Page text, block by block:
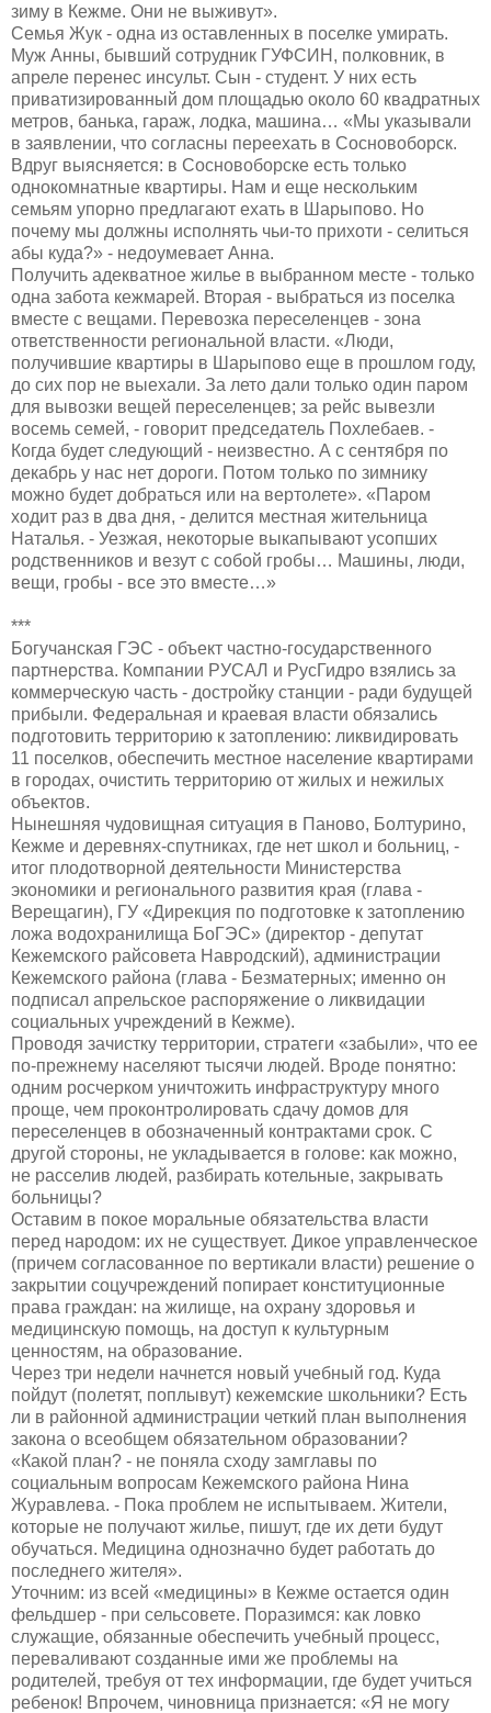
зиму в Кежме. Они не выживут».
Семья Жук - одна из оставленных в поселке умирать.
Муж Анны, бывший сотрудник ГУФСИН, полковник, в
апреле перенес инсульт. Сын - студент. У них есть
приватизированный дом площадью около 60 квадратных
метров, банька, гараж, лодка, машина… «Мы указывали
в заявлении, что согласны переехать в Сосновоборск.
Вдруг выясняется: в Сосновоборске есть только
однокомнатные квартиры. Нам и еще нескольким
семьям упорно предлагают ехать в Шарыпово. Но
почему мы должны исполнять чьи-то прихоти - селиться
абы куда?» - недоумевает Анна.
Получить адекватное жилье в выбранном месте - только
одна забота кежмарей. Вторая - выбраться из поселка
вместе с вещами. Перевозка переселенцев - зона
ответственности региональной власти. «Люди,
получившие квартиры в Шарыпово еще в прошлом году,
до сих пор не выехали. За лето дали только один паром
для вывозки вещей переселенцев; за рейс вывезли
восемь семей, - говорит председатель Похлебаев. -
Когда будет следующий - неизвестно. А с сентября по
декабрь у нас нет дороги. Потом только по зимнику
можно будет добраться или на вертолете». «Паром
ходит раз в два дня, - делится местная жительница
Наталья. - Уезжая, некоторые выкапывают усопших
родственников и везут с собой гробы… Машины, люди,
вещи, гробы - все это вместе…»
***
Богучанская ГЭС - объект частно-государственного
партнерства. Компании РУСАЛ и РусГидро взялись за
коммерческую часть - достройку станции - ради будущей
прибыли. Федеральная и краевая власти обязались
подготовить территорию к затоплению: ликвидировать
11 поселков, обеспечить местное население квартирами
в городах, очистить территорию от жилых и нежилых
объектов.
Нынешняя чудовищная ситуация в Паново, Болтурино,
Кежме и деревнях-спутниках, где нет школ и больниц, -
итог плодотворной деятельности Министерства
экономики и регионального развития края (глава -
Верещагин), ГУ «Дирекция по подготовке к затоплению
ложа водохранилища БоГЭС» (директор - депутат
Кежемского райсовета Навродский), администрации
Кежемского района (глава - Безматерных; именно он
подписал апрельское распоряжение о ликвидации
социальных учреждений в Кежме).
Проводя зачистку территории, стратеги «забыли», что ее
по-прежнему населяют тысячи людей. Вроде понятно:
одним росчерком уничтожить инфраструктуру много
проще, чем проконтролировать сдачу домов для
переселенцев в обозначенный контрактами срок. С
другой стороны, не укладывается в голове: как можно,
не расселив людей, разбирать котельные, закрывать
больницы?
Оставим в покое моральные обязательства власти
перед народом: их не существует. Дикое управленческое
(причем согласованное по вертикали власти) решение о
закрытии соцучреждений попирает конституционные
права граждан: на жилище, на охрану здоровья и
медицинскую помощь, на доступ к культурным
ценностям, на образование.
Через три недели начнется новый учебный год. Куда
пойдут (полетят, поплывут) кежемские школьники? Есть
ли в районной администрации четкий план выполнения
закона о всеобщем обязательном образовании?
«Какой план? - не поняла сходу замглавы по
социальным вопросам Кежемского района Нина
Журавлева. - Пока проблем не испытываем. Жители,
которые не получают жилье, пишут, где их дети будут
обучаться. Медицина однозначно будет работать до
последнего жителя».
Уточним: из всей «медицины» в Кежме остается один
фельдшер - при сельсовете. Поразимся: как ловко
служащие, обязанные обеспечить учебный процесс,
переваливают созданные ими же проблемы на
родителей, требуя от тех информации, где будет учиться
ребенок! Впрочем, чиновница признается: «Я не могу